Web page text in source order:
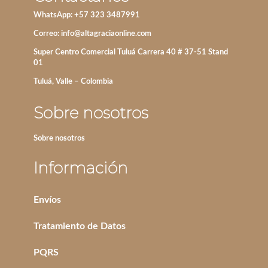
WhatsApp: +57 323 3487991
Correo: info@altagraciaonline.com
Super Centro Comercial Tuluá Carrera 40 # 37-51 Stand
01
Tuluá, Valle – Colombia
Sobre nosotros
Sobre nosotros
Información
Envíos
Tratamiento de Datos
PQRS